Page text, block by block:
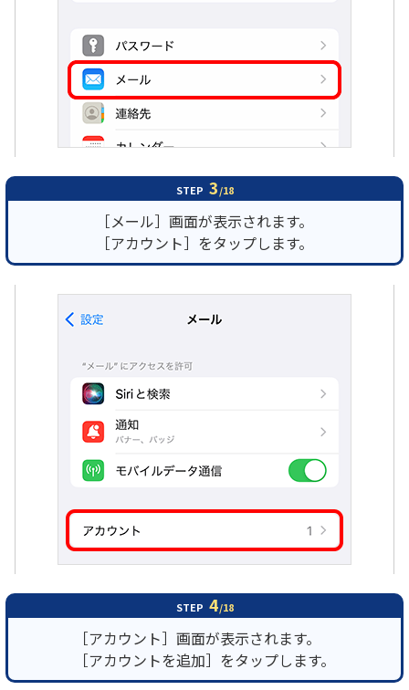
STEP 3/18
［メール］画面が表示されます。
［アカウント］をタップします。
STEP 4/18
［アカウント］画面が表示されます。
［アカウントを追加］をタップします。